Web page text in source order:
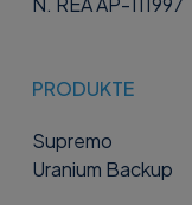
PRODUKTE
Supremo
Uranium Backup